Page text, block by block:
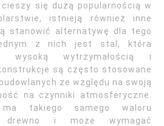
się dużą popularnością w
istnieją również inne
stanowić alternatywę dla tego
z nich jest stal, która
wysoką wytrzymałością i
są często stosowane
ze względu na swoją
na czynniki atmosferyczne.
takiego samego waloru
drewno i może wymagać